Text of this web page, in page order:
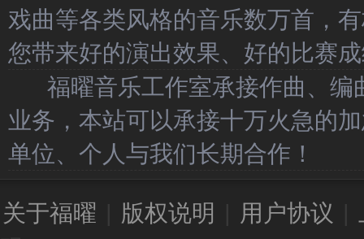
戏曲等各类风格的音乐数万首，
您带来好的演出效果、好的比赛
福曜音乐工作室承接作曲、编
业务，本站可以承接十万火急的
单位、个人与我们长期合作！
关于福曜 版权说明 用户协议